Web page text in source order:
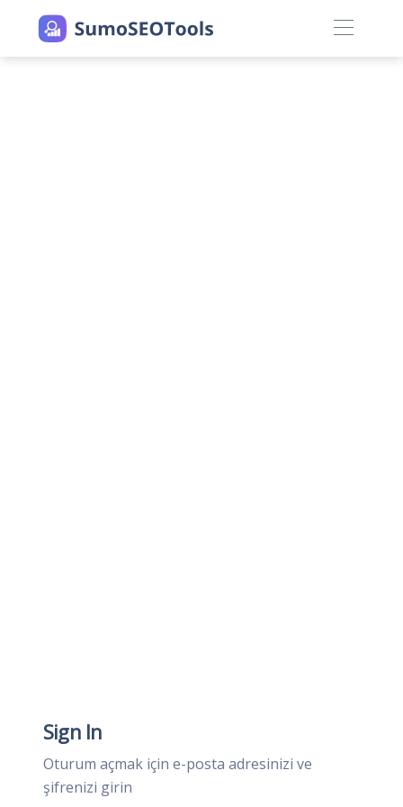
Sign In
Oturum açmak için e-posta adresinizi ve
şifrenizi girin